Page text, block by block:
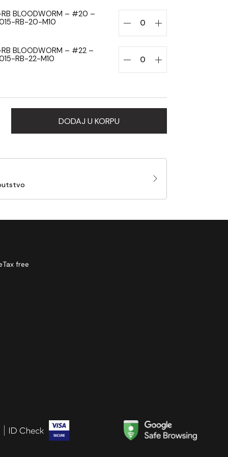
BLOODWORM – #20 –
RB-20-M10
BLOODWORM – #22 –
RB-22-M10
DODAJ U KORPU
Tax free